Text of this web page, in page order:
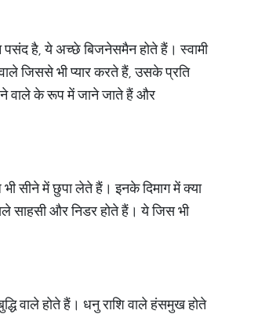
पसंद है, ये अच्छे बिजनेसमैन होते हैं। स्वामी
वाले जिससे भी प्यार करते हैं, उसके प्रति
वाले के रूप में जाने जाते हैं और
सीने में छुपा लेते हैं। इनके दिमाग में क्या
साहसी और निडर होते हैं। ये जिस भी
वाले होते हैं। धनु राशि वाले हंसमुख होते